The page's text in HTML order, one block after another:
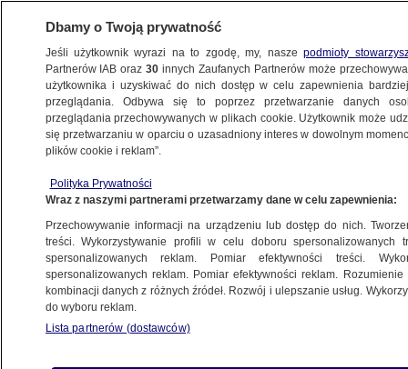
WARSZAWA
NAJNOWSZE
przegramy, nie przegramy"
4.07.2018, 22:44
Udostępnij
Dbamy o Twoją prywatność
Jeśli użytkownik wyrazi na to zgodę, my, naszepodmioty
Partnerów IAB oraz30 innych Zaufanych Partnerów może
użytkownika i uzyskiwać do nich dostęp w celu zapewnienia
przeglądania. Odbywa się to poprzez przetwarzanie danych
przeglądania przechowywanych w plikach cookie. Użytkownik może
się przetwarzaniu w oparciu o uzasadniony interes w dowolnym
plików cookie i reklam”.
Polityka Prywatności
Wraz z naszymi partnerami przetwarzamy dane w celu zapewnienia:
Przechowywanie informacji na urządzeniu lub dostęp do nich.
treści. Wykorzystywanie profili w celu doboru spersonalizowanych
spersonalizowanych reklam. Pomiar efektywności treści.
spersonalizowanych reklam. Pomiar efektywności reklam.
kombinacji danych z różnych źródeł. Rozwój i ulepszanie usług.
do wyboru reklam.
Lista partnerów (dostawców)